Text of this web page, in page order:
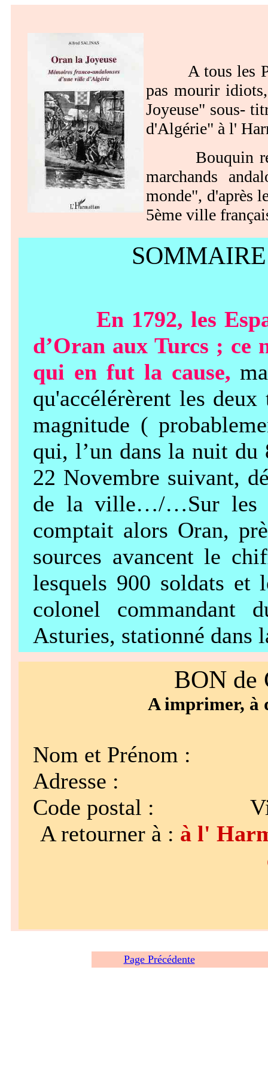
A tous les PN
pas mourir
Joyeuse" sous-
d'Algérie" à l'
Bouquin
marchands
monde", d'après
5ème ville
En 1792, les
d’Oran aux Turcs ; ce
qui en fut la cause,
qu'accélérèrent les
magnitude (
qui, l’un dans la nuit du
22 Novembre suivant,
de la ville…/…Sur les
comptait alors Oran,
sources avancent le
lesquels 900 soldats et
colonel commandant
Asturies, stationné dans
BON
A imprimer, à
Nom et Prénom :
Adresse :
Code postal :
A retourner à : à l'
Page Précédente